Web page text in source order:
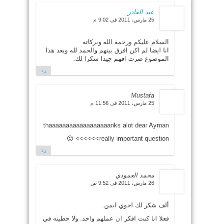
عبد القادر
25 مارس، 2011 في 9:02 م
السلام عليكم ورحمة الله وبركاته
انا ايضا لم اكن افرق بينهم والحمد لله وبعد هذا
الموضوع صرت افهم جيدا شكرا لك.
رد
Mustafa
25 مارس، 2011 في 11:56 م
thaaaaaaaaaaaaaaaaaanks alot dear Ayman
really important question>>>>>> 😛
رد
محمد العمودي
26 مارس، 2011 في 9:52 ص
ألف شكر لك اخوي ايمن.
فعلا انا كنت افكر ان عملهم واحد. ولا حطيته في